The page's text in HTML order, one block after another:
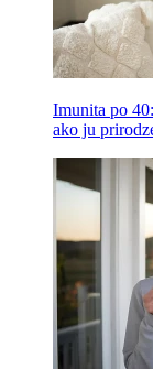
Imunita po
ako ju